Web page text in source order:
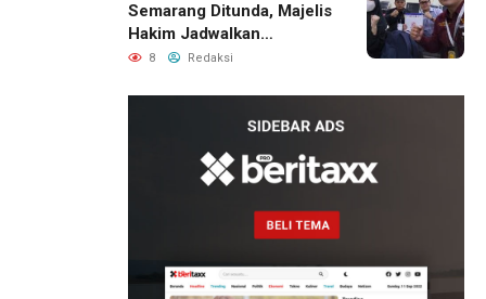
Semarang Ditunda, Majelis
Hakim Jadwalkan
Pemanggilan Ulang BPR
8 Redaksi
lalu
Pemilik